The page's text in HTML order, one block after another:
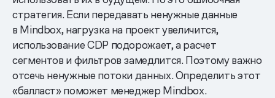
стратегия. Если передавать ненужные данные
в Mindbox, нагрузка на проект увеличится,
использование CDP подорожает, а расчет
сегментов и фильтров замедлится. Поэтому важно
отсечь ненужные потоки данных. Определить этот
«балласт» поможет менеджер Mindbox.